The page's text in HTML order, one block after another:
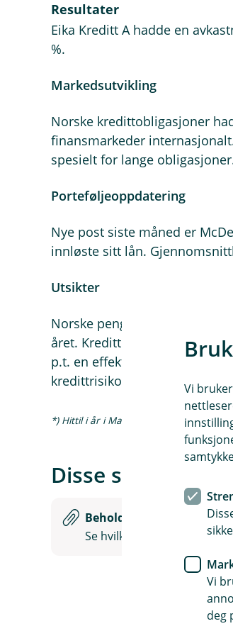
Resultater
Eika Kreditt A hadde en
%.
Markedsutvikling
Norske kredittobligasjoner
finansmarkeder
spesielt for lange
Porteføljeoppdatering
Nye post siste måned er
innløste sitt lån.
Utsikter
Norske pengemarkedsrenter
året. Kredittmarginene er
p.t. en effektiv rente rundt
kredittrisiko som gir større
*) Hittil i år i Markedskommentar fra
Disse selskapene
Beholdningsoversikt
Se hvilke selskaper Eika
Viktig
Vi
Vi
deg